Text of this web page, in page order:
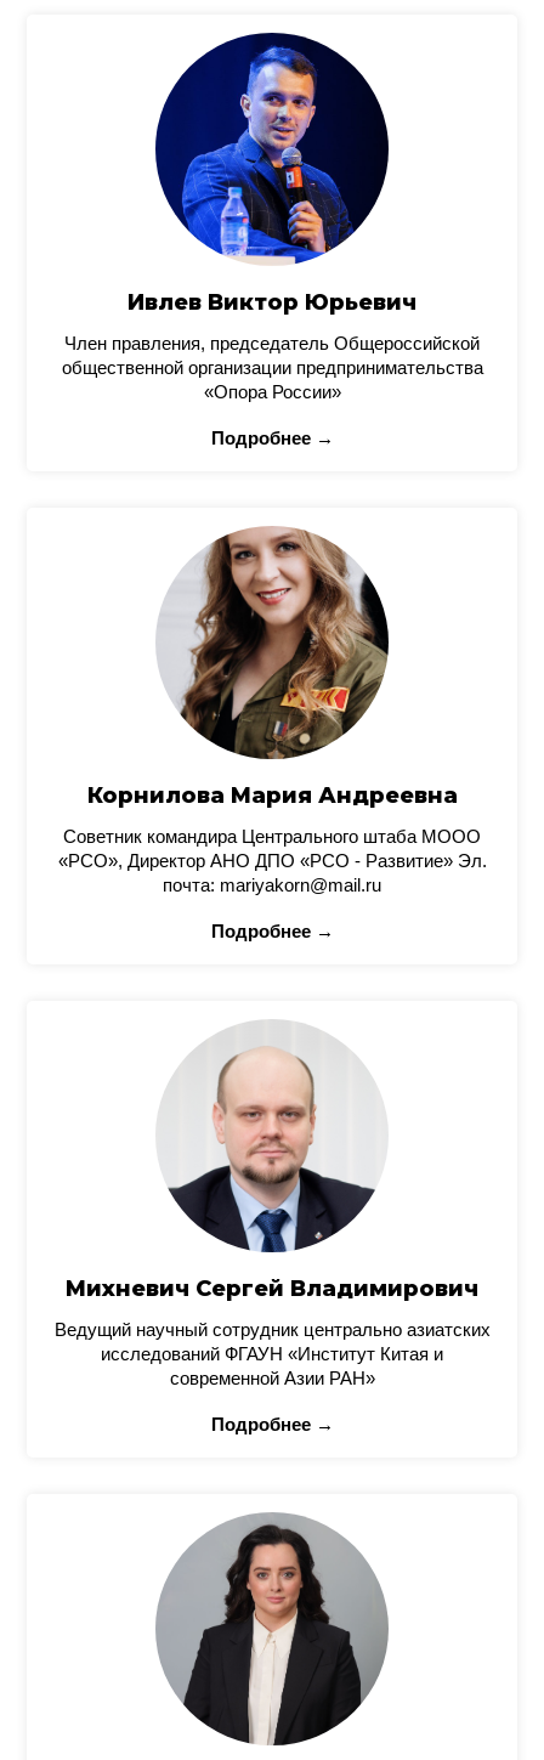
Ивлев Виктор Юрьевич
Член правления, председатель Общероссийской
общественной организации предпринимательства
«Опора России»
Подробнее →
Корнилова Мария Андреевна
Советник командира Центрального штаба МООО
«РСО», Директор АНО ДПО «РСО - Развитие» Эл.
почта: mariyakorn@mail.ru
Подробнее →
Михневич Сергей Владимирович
Ведущий научный сотрудник центрально азиатских
исследований ФГАУН «Институт Китая и
современной Азии РАН»
Подробнее →